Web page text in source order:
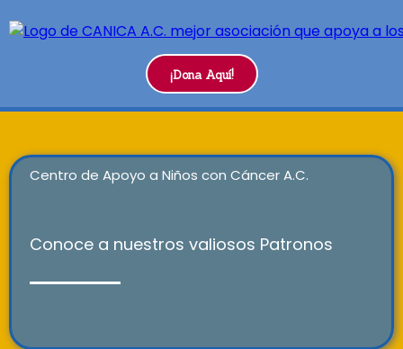
¡Dona Aquí!
Centro de Apoyo a Niños con Cáncer A.C.
Conoce a nuestros valiosos Patronos